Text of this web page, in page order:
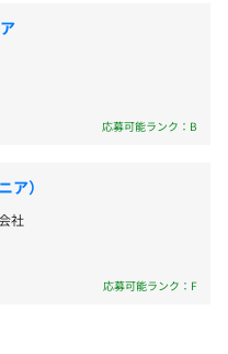
の希望されるキャリアに
エキスパートコースのい
生する場合があります
年まで※年2日まで有
は、コンタクトセン
（開発から24/365運
可能であり、単体で
ビス提供が可能なこ
スケアをつなぐサービ
頼関係とオープンな
安定企業でありなが
ていることが当社の
がどんどん新しいア
応募可能ランク：B
ア）
社
応募可能ランク：F